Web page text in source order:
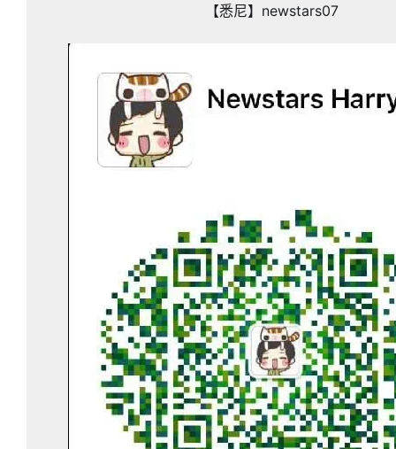
【悉尼】newstars07